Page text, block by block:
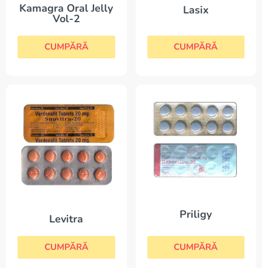
Kamagra Oral Jelly
Vol-2
CUMPĂRĂ
Lasix
CUMPĂRĂ
Levitra
CUMPĂRĂ
Priligy
CUMPĂRĂ